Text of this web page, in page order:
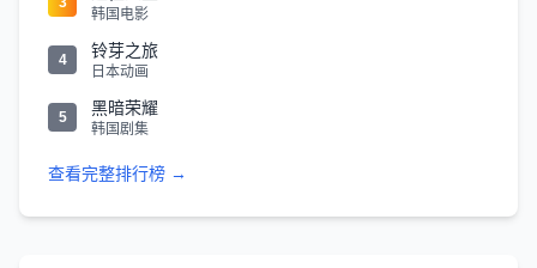
韩国电影
4 铃芽之旅
日本动画
5 黑暗荣耀
韩国剧集
查看完整排行榜 →